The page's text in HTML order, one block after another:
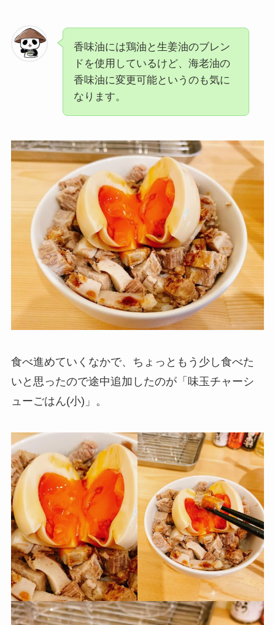
香味油には鶏油と生姜油のブレン
ドを使用しているけど、 海老油の
香味油に変更可能というのも気に
なります。
食べ進めていくなかで、ちょっともう少し食べた
いと思ったので途中追加したのが「味玉チャーシ
ューごはん(小)」。